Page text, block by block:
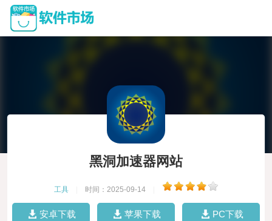
黑洞加速器网站
工具 时间：2025-09-14
安卓下载 苹果下载 PC下载